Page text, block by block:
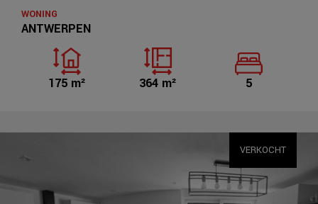
ANTWERPEN
WONING
5
364 m²
175 m²
VERKOCHT